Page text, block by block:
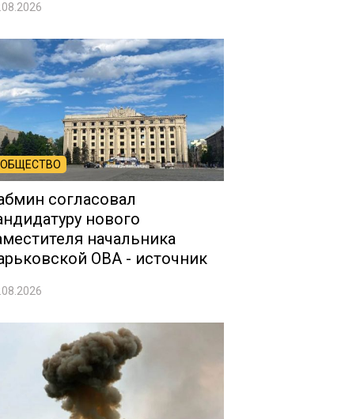
ОБЩЕСТВО
согласовал
нового
начальника
ОВА - источник